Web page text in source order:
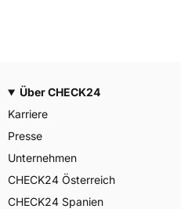
Über CHECK24
Karriere
Presse
Unternehmen
CHECK24 Österreich
CHECK24 Spanien